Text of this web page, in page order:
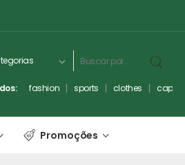
fashion sports clothes
Promoções